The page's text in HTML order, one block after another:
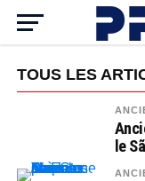
TOUS LES
le